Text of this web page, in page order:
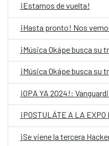
¡Estamos de vuelta!
¡Hasta pronto! Nos
¡Música Okápe busca su
¡Música Okápe busca su
¡POSTULÁTE A LA EXPO
¡Se viene la tercera